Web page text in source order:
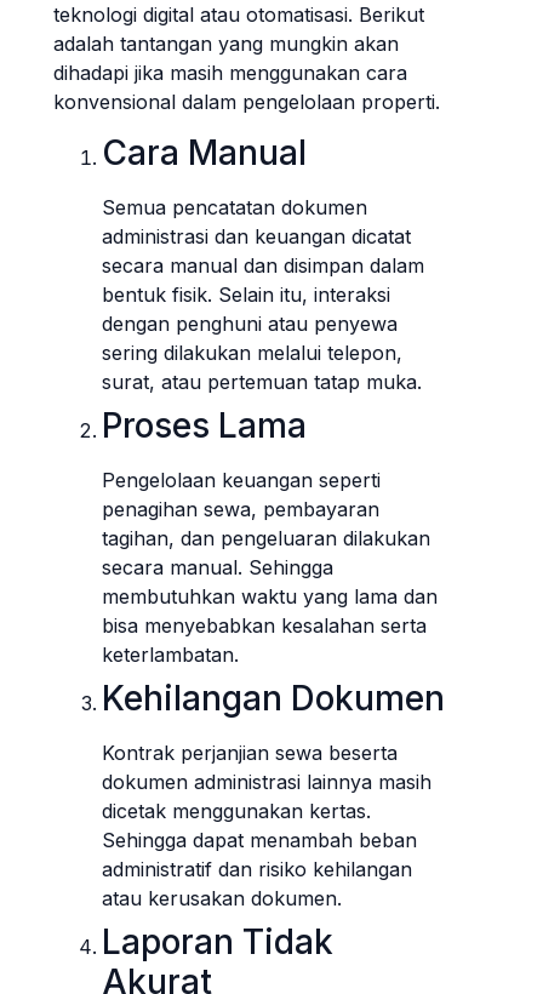
teknologi digital atau otomatisasi. Berikut
adalah tantangan yang mungkin akan
dihadapi jika masih menggunakan cara
konvensional dalam pengelolaan properti.
Cara Manual
Semua pencatatan dokumen
administrasi dan keuangan dicatat
secara manual dan disimpan dalam
bentuk fisik. Selain itu, interaksi
dengan penghuni atau penyewa
sering dilakukan melalui telepon,
surat, atau pertemuan tatap muka.
Proses Lama
Pengelolaan keuangan seperti
penagihan sewa, pembayaran
tagihan, dan pengeluaran dilakukan
secara manual. Sehingga
membutuhkan waktu yang lama dan
bisa menyebabkan kesalahan serta
keterlambatan.
Kehilangan Dokumen
Kontrak perjanjian sewa beserta
dokumen administrasi lainnya masih
dicetak menggunakan kertas.
Sehingga dapat menambah beban
administratif dan risiko kehilangan
atau kerusakan dokumen.
Laporan Tidak
Akurat